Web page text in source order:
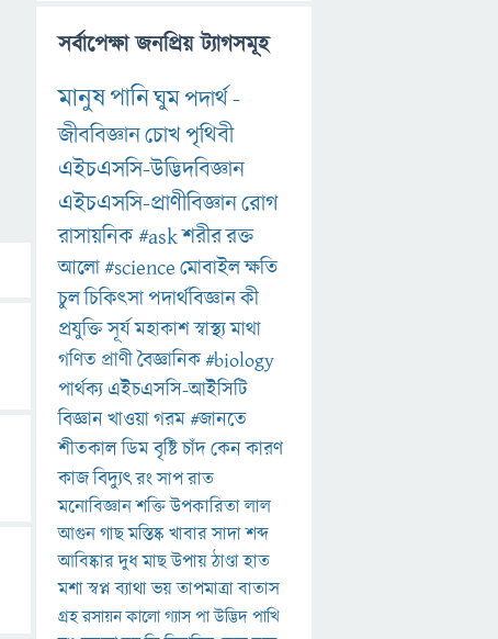
সর্বাপেক্ষা জনপ্রিয় ট্যাগসমূহ
মানুষপানিঘুমপদার্থ-
জীববিজ্ঞানচোখপৃথিবী
এইচএসসি-উদ্ভিদবিজ্ঞান
এইচএসসি-প্রাণীবিজ্ঞানরোগ
রাসায়নিক#askশরীররক্ত
আলো#scienceমোবাইলক্ষতি
চুলচিকিৎসাপদার্থবিজ্ঞানকী
প্রযুক্তিসূর্যমহাকাশস্বাস্থ্যমাথা
গণিত প্রাণীবৈজ্ঞানিক#biology
পার্থক্য এইচএসসি-আইসিটি
বিজ্ঞানখাওয়াগরম#জানতে
শীতকালডিমবৃষ্টিচাঁদকেনকারণ
কাজবিদ্যুৎরংসাপরাত
মনোবিজ্ঞানশক্তিউপকারিতালাল
আগুনগাছমস্তিষ্কখাবারসাদাশব্দ
আবিষ্কারদুধমাছউপায়ঠাণ্ডাহাত
মশাস্বপ্নব্যাথাভয়তাপমাত্রাবাতাস
গ্রহরসায়নকালোগ্যাসপাউদ্ভিদপাখি